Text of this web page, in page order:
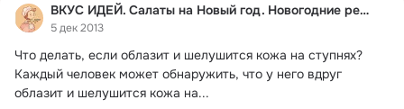
ВКУС ИДЕЙ. Салаты на Новый год. Новогодние рецепты
5 дек 2013
Что делать, если облазит и шелушится кожа на ступнях?
Каждый человек может обнаружить, что у него вдруг
облазит и шелушится кожа на...